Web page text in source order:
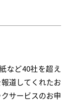
など40社を超え
道してくれたお
サービスのお申